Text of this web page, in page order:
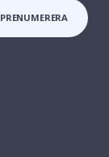
PRENUMERERA